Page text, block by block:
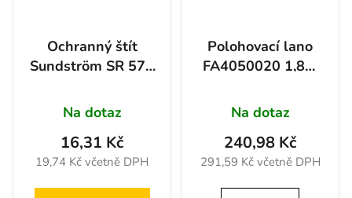
Ochranný štít
Sundström SR 575
Na dotaz
19,74 Kč včetně DPH
16,31 Kč
Polohovací lano
FA4050020 1,8m
Na dotaz
291,59 Kč včetně DPH
240,98 Kč